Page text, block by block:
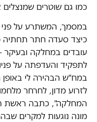
כמו גם שוטרים
כיצד סעדה חתר תחתיה
עובדים במחלקה
לתפקיד והעדפתה על
במח"ש הבהירה לי
לזרוע מדון, לחרחר
המחלקה", כתבה ראשת
מונה נוגעות למקרים